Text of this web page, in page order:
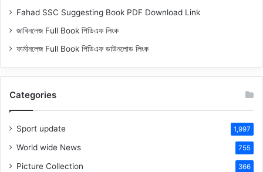
Fahad SSC Suggesting Book PDF Download Link
জাবিনলেজ Full Book পিডিএফ লিংক
ফার্মানলেজ Full Book পিডিএফ ডাউনলোড লিংক
Categories
Sport update 1,997
World wide News 755
Picture Collection 366